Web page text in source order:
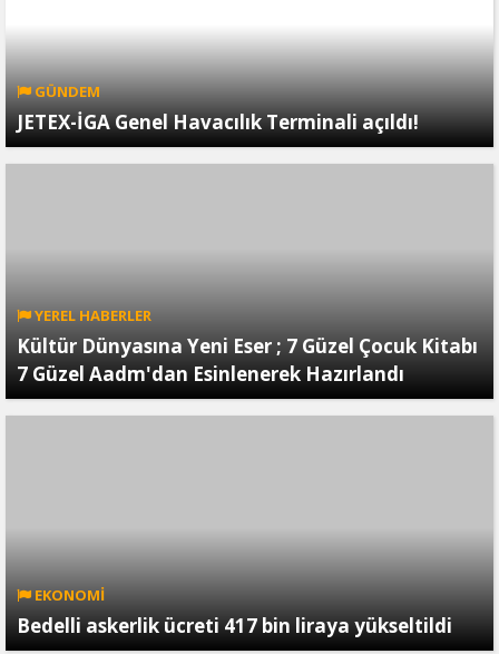
GÜNDEM
JETEX-İGA Genel Havacılık Terminali açıldı!
YEREL HABERLER
Kültür Dünyasına Yeni Eser ; 7 Güzel Çocuk Kitabı
7 Güzel Aadm'dan Esinlenerek Hazırlandı
EKONOMİ
Bedelli askerlik ücreti 417 bin liraya yükseltildi